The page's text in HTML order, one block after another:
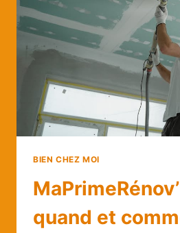
BRICOLEURS
MALINS
ET
MAÎTRES
DU
BAC
BIEN CHEZ MOI
quand et